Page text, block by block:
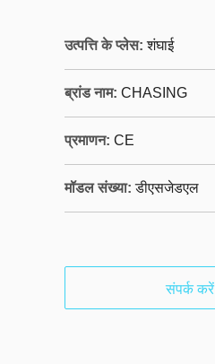
उत्पत्ति के प्लेस: शंघाई
ब्रांड नाम: CHASING
प्रमाणन: CE
मॉडल संख्या: डीएसजेडएल
संपर्क करें